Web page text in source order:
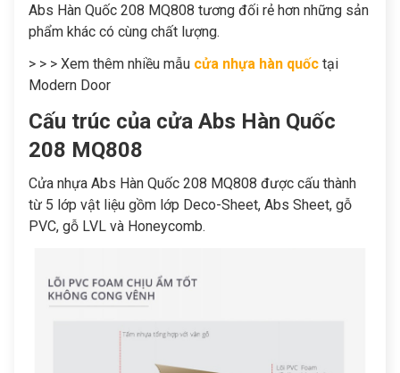
Abs Hàn Quốc 208 MQ808 tương đối rẻ hơn những sản
phẩm khác có cùng chất lượng.
> > > Xem thêm nhiều mẫu cửa nhựa hàn quốc tại
Modern Door
Cấu trúc của cửa Abs Hàn Quốc
208 MQ808
Cửa nhựa Abs Hàn Quốc 208 MQ808 được cấu thành
từ 5 lớp vật liệu gồm lớp Deco-Sheet, Abs Sheet, gỗ
PVC, gỗ LVL và Honeycomb.